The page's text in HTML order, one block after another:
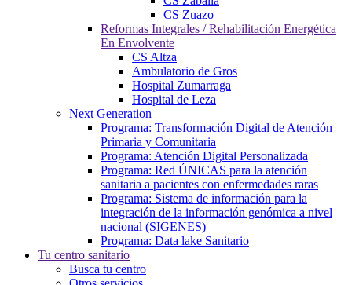
CS Zuazo
Reformas Integrales / Rehabilitación Energética
En Envolvente
CS Altza
Ambulatorio de Gros
Hospital Zumarraga
Hospital de Leza
Next Generation
Programa: Transformación Digital de Atención
Primaria y Comunitaria
Programa: Atención Digital Personalizada
Programa: Red ÚNICAS para la atención
sanitaria a pacientes con enfermedades raras
Programa: Sistema de información para la
integración de la información genómica a nivel
nacional (SIGENES)
Programa: Data lake Sanitario
Tu centro sanitario
Busca tu centro